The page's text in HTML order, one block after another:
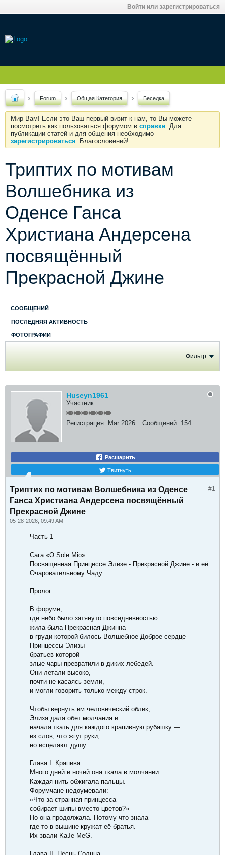
Войти или зарегистрироваться
Forum Общая Категория Беседка
Мир Вам! Если это Ваш первый визит к нам, то Вы можете
посмотреть как пользоваться форумом в справке. Для
публикации статей и для общения необходимо
зарегистрироваться. Благословений!
Триптих по мотивам
Волшебника из
Оденсе Ганса
Христиана Андерсена
посвящённый
Прекрасной Джине
СООБЩЕНИЙ
ПОСЛЕДНЯЯ АКТИВНОСТЬ
ФОТОГРАФИИ
Фильтр
Huseyn1961
Участник
Регистрация: Mar 2026 Сообщений: 154
Расшарить
Твитнуть
#1
Триптих по мотивам Волшебника из Оденсе
Ганса Христиана Андерсена посвящённый
Прекрасной Джине
05-28-2026, 09:49 AM
Часть 1
Сага «O Sole Mio»
Посвященная Принцессе Элизе - Прекрасной Джине - и её
Очаровательному Чаду
Пролог
В форуме,
где небо было затянуто повседневностью
жила-была Прекрасная Джинна
в груди которой билось Волшебное Доброе сердце
Принцессы Элизы
братьев которой
злые чары превратили в диких лебедей.
Они летали высоко,
почти не касаясь земли,
и могли говорить только между строк.
Чтобы вернуть им человеческий облик,
Элиза дала обет молчания и
начала ткать для каждого крапивную рубашку —
из слов, что жгут руки,
но исцеляют душу.
Глава I. Крапива
Много дней и ночей она ткала в молчании.
Каждая нить обжигала пальцы.
Форумчане недоумевали:
«Что за странная принцесса
собирает шипы вместо цветов?»
Но она продолжала. Потому что знала —
где-то в вышине кружат её братья.
Их звали KaJe MeG.